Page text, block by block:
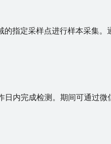
指定采样点进行样本采集。
内完成检测。期间可通过微